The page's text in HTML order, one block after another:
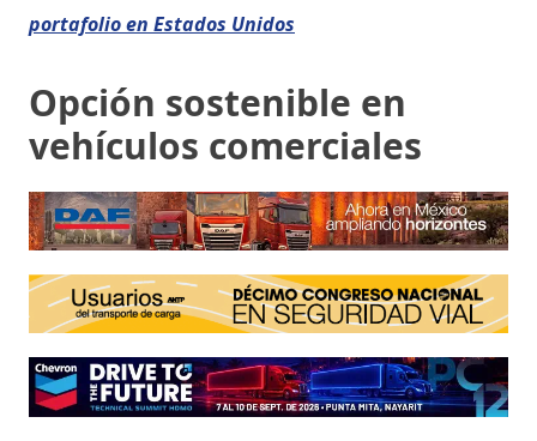
portafolio en Estados Unidos
Opción sostenible en
vehículos comerciales